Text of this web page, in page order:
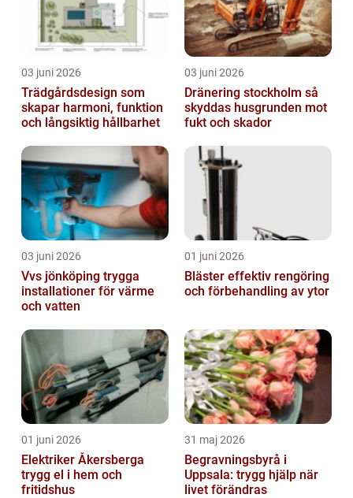
03 juni 2026
Trädgårdsdesign som
skapar harmoni, funktion
och långsiktig hållbarhet
03 juni 2026
Dränering stockholm så
skyddas husgrunden mot
fukt och skador
03 juni 2026
Vvs jönköping trygga
installationer för värme
och vatten
01 juni 2026
Bläster effektiv rengöring
och förbehandling av ytor
01 juni 2026
Elektriker Åkersberga
trygg el i hem och
fritidshus
31 maj 2026
Begravningsbyrå i
Uppsala: trygg hjälp när
livet förändras